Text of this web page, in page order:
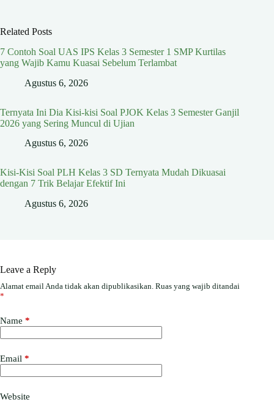
Related Posts
7 Contoh Soal UAS IPS Kelas 3 Semester 1 SMP Kurtilas
yang Wajib Kamu Kuasai Sebelum Terlambat
Agustus 6, 2026
Ternyata Ini Dia Kisi-kisi Soal PJOK Kelas 3 Semester Ganjil
2026 yang Sering Muncul di Ujian
Agustus 6, 2026
Kisi-Kisi Soal PLH Kelas 3 SD Ternyata Mudah Dikuasai
dengan 7 Trik Belajar Efektif Ini
Agustus 6, 2026
Leave a Reply
Alamat email Anda tidak akan dipublikasikan. Ruas yang wajib ditandai
*
Name *
Email *
Website